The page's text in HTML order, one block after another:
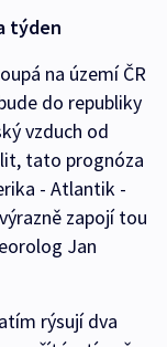
týden
na území ČR
do republiky
vzduch od
tato prognóza
- Atlantik -
zapojí tou
Jan
rýsují dva